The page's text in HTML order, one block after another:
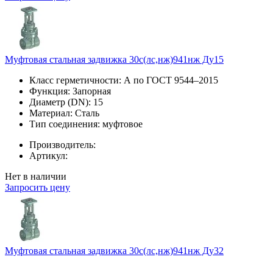
Муфтовая стальная задвижка 30с(лс,нж)941нж Ду15
Класс герметичности: А по ГОСТ 9544–2015
Функция: Запорная
Диаметр (DN): 15
Материал: Сталь
Тип соединения: муфтовое
Производитель:
Артикул:
Нет в наличии
Запросить цену
Муфтовая стальная задвижка 30с(лс,нж)941нж Ду32